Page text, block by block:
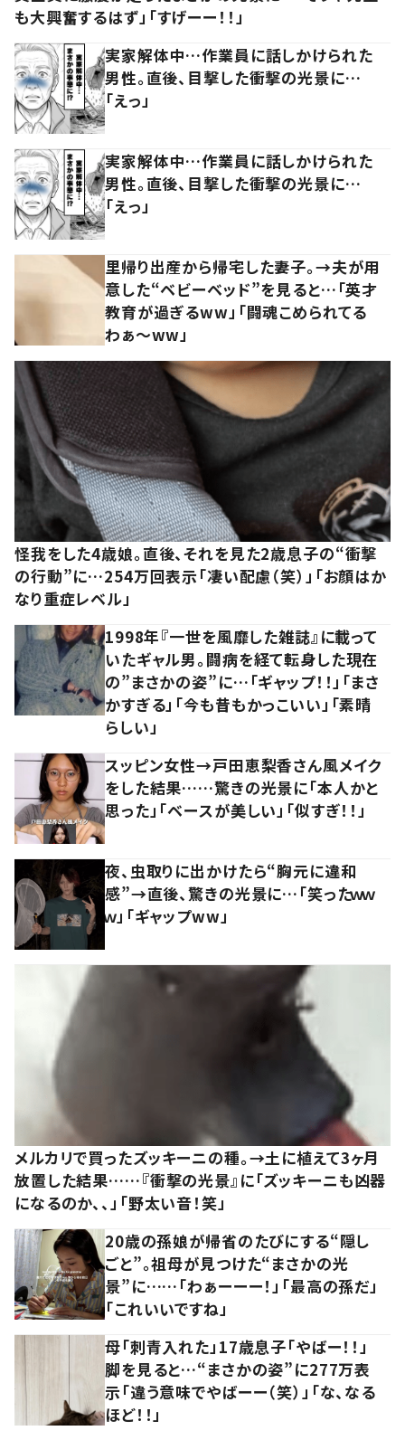
も大興奮するはず」「すげーー！！」
実家解体中…作業員に話しかけられた
男性。直後、目撃した衝撃の光景に…
「えっ」
実家解体中…作業員に話しかけられた
男性。直後、目撃した衝撃の光景に…
「えっ」
里帰り出産から帰宅した妻子。→夫が用
意した“ベビーベッド”を見ると…「英才
教育が過ぎるww」「闘魂こめられてる
わぁ～ww」
怪我をした4歳娘。直後、それを見た2歳息子の“衝撃
の行動”に…254万回表示「凄い配慮（笑）」「お顔はか
なり重症レベル」
1998年『一世を風靡した雑誌』に載って
いたギャル男。闘病を経て転身した現在
の”まさかの姿”に…「ギャップ！！」「まさ
かすぎる」「今も昔もかっこいい」「素晴
らしい」
スッピン女性→戸田恵梨香さん風メイク
をした結果……驚きの光景に「本人かと
思った」「ベースが美しい」「似すぎ！！」
夜、虫取りに出かけたら“胸元に違和
感”→直後、驚きの光景に…「笑ったｗｗ
ｗ」「ギャップww」
メルカリで買ったズッキーニの種。→土に植えて3ヶ月
放置した結果……『衝撃の光景』に「ズッキーニも凶器
になるのか、、」「野太い音！笑」
20歳の孫娘が帰省のたびにする“隠し
ごと”。祖母が見つけた“まさかの光
景”に……「わぁーーー！」「最高の孫だ」
「これいいですね」
母「刺青入れた」17歳息子「やばー！！」
脚を見ると…“まさかの姿”に277万表
示「違う意味でやばーー（笑）」「な、なる
ほど！！」